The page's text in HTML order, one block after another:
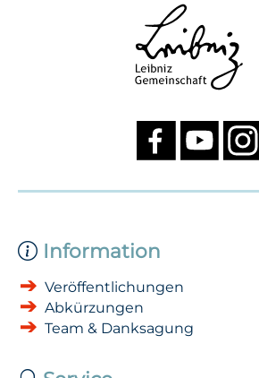
Information
Veröffentlichungen
Abkürzungen
Team & Danksagung